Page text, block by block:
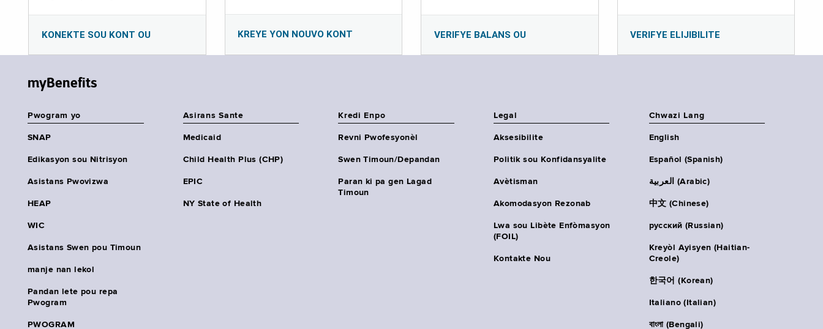
KONEKTE SOU KONT OU KREYE YON NOUVO KONT VERIFYE BALANS OU VERIFYE ELIJIBILITE
myBenefits
Pwogram yo
SNAP
Edikasyon sou Nitrisyon
Asistans Pwovizwa
HEAP
WIC
Asistans Swen pou Timoun
manje nan lekol
Pandan lete pou repa
Pwogram
PWOGRAM
Asirans Sante
Medicaid
Child Health Plus (CHP)
EPIC
NY State of Health
Kredi Enpo
Revni Pwofesyonèl
Swen Timoun/Depandan
Paran ki pa gen Lagad
Timoun
Legal
Aksesibilite
Politik sou Konfidansyalite
Avètisman
Akomodasyon Rezonab
Lwa sou Libète Enfòmasyon
(FOIL)
Kontakte Nou
Chwazi Lang
English
Español (Spanish)
العربية (Arabic)
中文 (Chinese)
русский (Russian)
Kreyòl Ayisyen (Haitian-
Creole)
한국어 (Korean)
Italiano (Italian)
বাংলা (Bengali)